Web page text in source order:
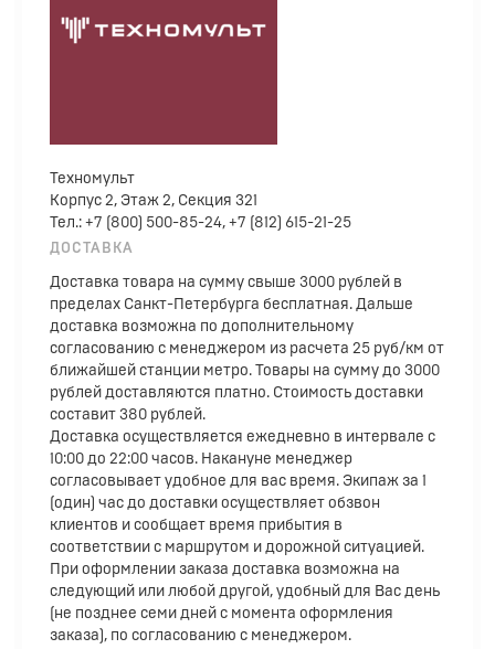
Техномульт
Корпус 2, Этаж 2, Секция 321
Тел.: +7 (800) 500-85-24, +7 (812) 615-21-25
ДОСТАВКА
Доставка товара на сумму свыше 3000 рублей в
пределах Санкт-Петербурга бесплатная. Дальше
доставка возможна по дополнительному
согласованию с менеджером из расчета 25 руб/км от
ближайшей станции метро. Товары на сумму до 3000
рублей доставляются платно. Стоимость доставки
составит 380 рублей.
Доставка осуществляется ежедневно в интервале с
10:00 до 22:00 часов. Накануне менеджер
согласовывает удобное для вас время. Экипаж за 1
(один) час до доставки осуществляет обзвон
клиентов и сообщает время прибытия в
соответствии с маршрутом и дорожной ситуацией.
При оформлении заказа доставка возможна на
следующий или любой другой, удобный для Вас день
(не позднее семи дней с момента оформления
заказа), по согласованию с менеджером.